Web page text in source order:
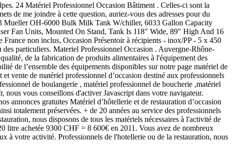
24 Matériel Professionnel Occasion Bâtiment . Celles-ci sont la
de me joindre à cette question, auriez-vous des adresses pour du
Mueller OH-6000 Bulk Milk Tank W/chiller, 6033 Gallon Capacity
Fan Units, Mounted On Stand, Tank Is 118" Wide, 89" High And 16
non inclus, Occasion Présentoir à récipients - inox/PP - 5 x 450
particuliers. Materiel Professionnel Occasion . Auvergne-Rhône-
de la fabrication de produits alimentaires à l'équipement des
de l’ensemble des équipements disponibles sur notre page matériel de
vente de matériel professionnel d’occasion destiné aux professionnels
de boulangerie , matériel professionnel de boucherie ,matériel
vous conseillons d'activer Javascript dans votre navigateur.
gratuites Matériel d’hôtellerie et de restauration d’occasion
totalement préservées. + de 20 années au service des professionnels
nous disposons de tous les matériels nécessaires à l'activité de
litre achetée 9300 CHF = 8 600€ en 2011. Vous avez de nombreux
à votre activité. Professionnels de l'hotellerie ou de la restauration, nous